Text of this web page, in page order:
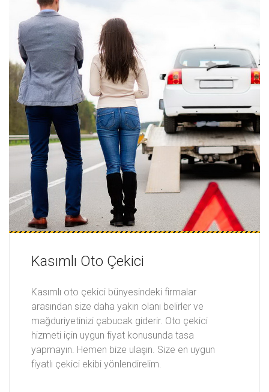
Kasımlı Oto Çekici
Kasımlı oto çekici bünyesindeki firmalar
arasından size daha yakın olanı belirler ve
mağduriyetinizi çabucak giderir. Oto çekici
hizmeti için uygun fiyat konusunda tasa
yapmayın. Hemen bize ulaşın. Size en uygun
fiyatlı çekici ekibi yönlendirelim.